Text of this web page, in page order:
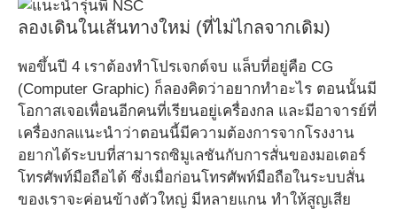
ลองเดินในเส้นทางใหม่ (ที่ไม่ไกลจากเดิม)
พอขึ้นปี 4 เราต้องทำโปรเจกต์จบ แล็บที่อยู่คือ CG
(Computer Graphic) ก็ลองคิดว่าอยากทำอะไร ตอนนั้นมี
โอกาสเจอเพื่อนอีกคนที่เรียนอยู่เครื่องกล และมีอาจารย์ที่
เครื่องกลแนะนำว่าตอนนี้มีความต้องการจากโรงงาน
อยากได้ระบบที่สามารถซิมูเลชันกับการสั่นของมอเตอร์
โทรศัพท์มือถือได้ ซึ่งเมื่อก่อนโทรศัพท์มือถือในระบบสั่น
ของเราจะค่อนข้างตัวใหญ่ มีหลายแกน ทำให้สูญเสีย